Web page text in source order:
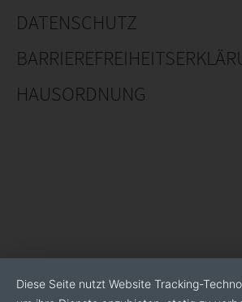
DATENSCHUTZ
HAUSORDNUNG
Diese Seite nutzt Website Tracking-